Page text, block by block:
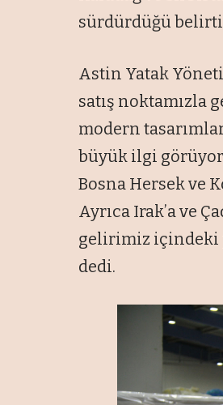
sürdürdüğü
Astin Yatak
satış noktamızla
modern
büyük ilgi
Bosna Hersek ve
Ayrıca Irak’a ve
gelirimiz içindeki
dedi.